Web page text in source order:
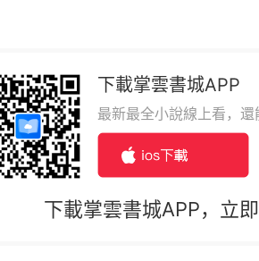
下載掌雲書城APP
最新最全小說線上看，
下載掌雲書城APP，立